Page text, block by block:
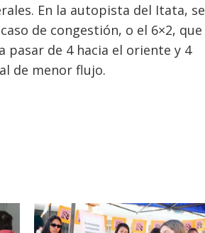
En la autopista del Itata, se
de congestión, o el 6×2, que
pasar de 4 hacia el oriente y 4
de menor flujo.